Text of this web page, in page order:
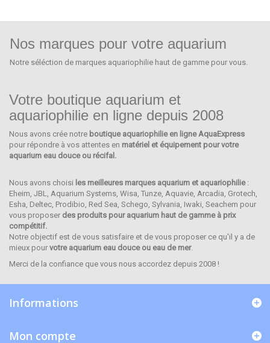
Nos marques pour votre aquarium
Notre séléction de marques aquariophilie haut de gamme pour vous.
IWAKI
Votre boutique aquarium et
aquariophilie en ligne depuis 2008
Nous avons crée notre boutique aquariophilie en ligne AquaExpress
pour répondre à vos attentes en matériel et équipement pour votre
aquarium eau douce ou récifal.
Nous avons choisi les meilleures marques aquarium et aquariophilie:
Eheim, JBL, Aquarium Systems, Wisa, Tunze, Aquavie, Arcadia, Grotech,
Esha, Deltec, Prodibio, Red Sea, Schego, Sylvania, Iwaki, Seachem pour
vous proposer des produits pour aquarium haut de gamme à prix
compétitif.
Notre objectif est de vous satisfaire et de vous proposer ce qu'il y a de
mieux pour votre aquarium eau douce ou eau de mer.
Merci de la confiance que vous nous accordez depuis 2008 !
Informations
Mon compte